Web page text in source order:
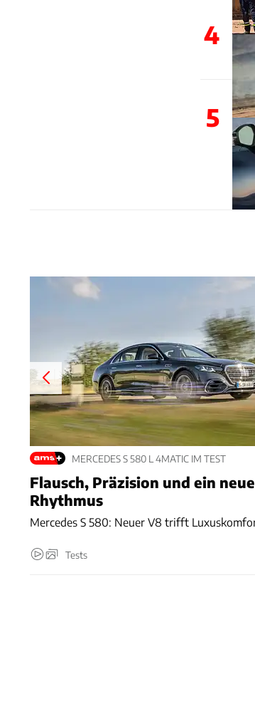
4
5
MERCEDES S 580 L 4MATIC IM TEST
Flausch, Präzision und ein
Rhythmus
Mercedes S 580: Neuer V8 trifft
Tests